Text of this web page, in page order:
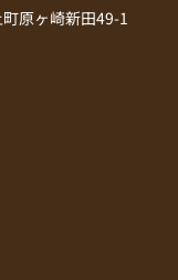
原ヶ崎新田49-1